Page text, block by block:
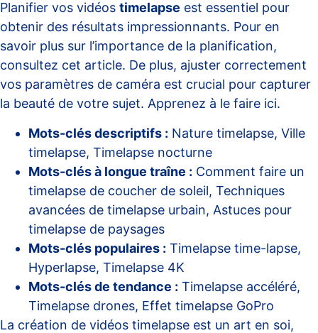
Planifier vos vidéos timelapse est essentiel pour
obtenir des résultats impressionnants. Pour en
savoir plus sur l’importance de la planification,
consultez cet article. De plus, ajuster correctement
vos paramètres de caméra est crucial pour capturer
la beauté de votre sujet. Apprenez à le faire ici.
Mots-clés descriptifs : Nature timelapse, Ville
timelapse, Timelapse nocturne
Mots-clés à longue traîne : Comment faire un
timelapse de coucher de soleil, Techniques
avancées de timelapse urbain, Astuces pour
timelapse de paysages
Mots-clés populaires : Timelapse time-lapse,
Hyperlapse, Timelapse 4K
Mots-clés de tendance : Timelapse accéléré,
Timelapse drones, Effet timelapse GoPro
La création de vidéos timelapse est un art en soi,